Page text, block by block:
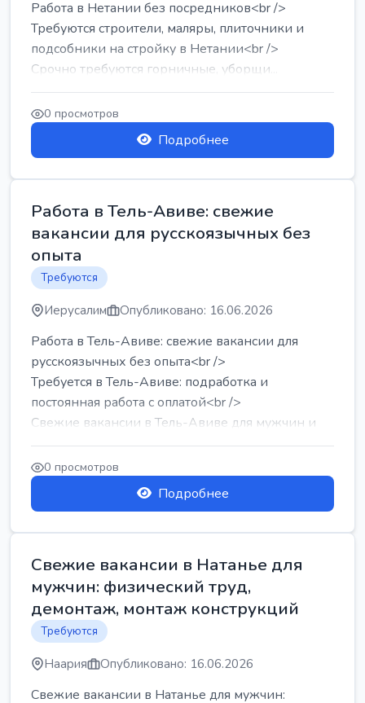
Работа в Нетании без посредников<br />
Требуются строители, маляры, плиточники и
подсобники на стройку в Нетании<br />
Срочно требуются горничные, уборщи...
0 просмотров
Подробнее
Работа в Тель-Авиве: свежие
вакансии для русскоязычных без
опыта
Требуются
Иерусалим Опубликовано: 16.06.2026
Работа в Тель-Авиве: свежие вакансии для
русскоязычных без опыта<br />
Требуется в Тель-Авиве: подработка и
постоянная работа с оплатой<br />
Свежие вакансии в Тель-Авиве для мужчин и
женщин от хозя...
0 просмотров
Подробнее
Свежие вакансии в Натанье для
мужчин: физический труд,
демонтаж, монтаж конструкций
Требуются
Наария Опубликовано: 16.06.2026
Свежие вакансии в Натанье для мужчин: